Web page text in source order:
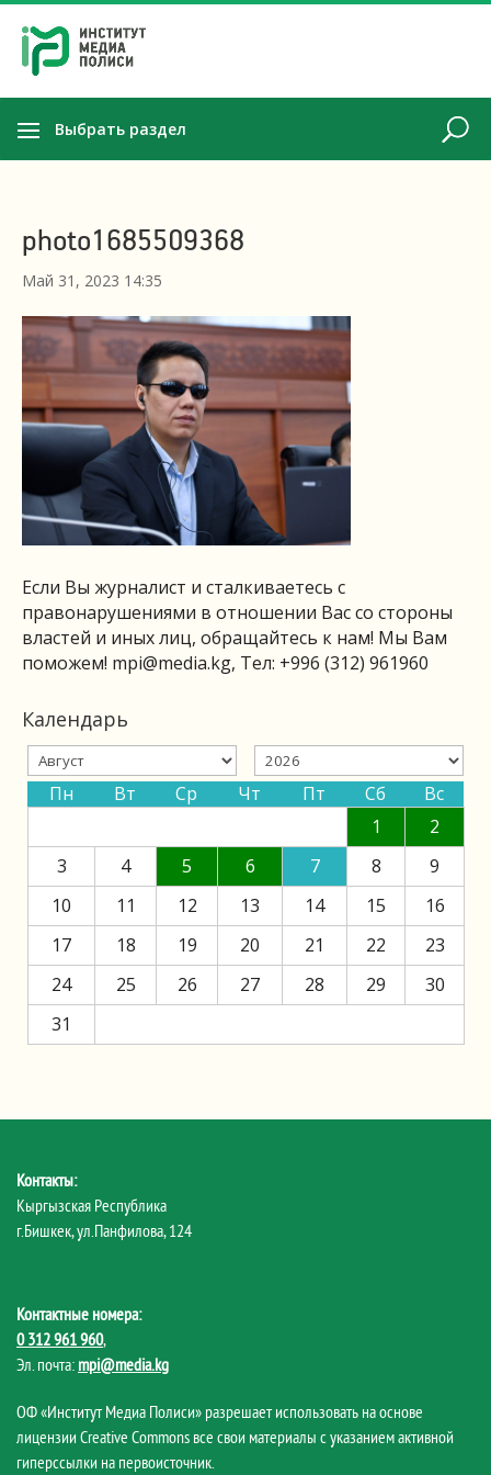
Выбрать раздел
photo1685509368
Май 31, 2023 14:35
Если Вы журналист и сталкиваетесь с
правонарушениями в отношении Вас со стороны
властей и иных лиц, обращайтесь к нам! Мы Вам
поможем! mpi@media.kg, Тел: +996 (312) 961960
Календарь
Пн Вт Ср Чт Пт Сб
Вс
1
2
3
4 5 6 7 8
9
10
11 12 13 14 15
16
17
18 19 20 21 22
23
24
25 26 27 28 29
30
31
Контакты:
Кыргызская Республика
г.Бишкек, ул.Панфилова, 124
Контактные номера:
0 312 961 960,
Эл. почта: mpi@media.kg
ОФ «Институт Медиа Полиси» разрешает использовать на основе
лицензии Creative Commons все свои материалы с указанием активной
гиперссылки на первоисточник.